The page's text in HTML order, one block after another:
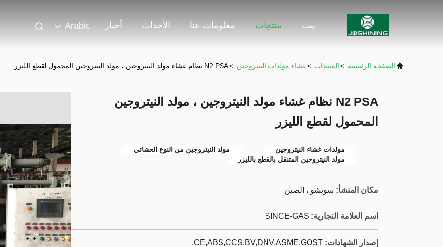
بيت منتجات معلومات عنا الأحداث أخبار Arabic
الصفحة الرئيسية >المنتجات >غشاء مولدات النيتروجين >N2 PSA نظام غشاء مولد النيتروجين ، مولد النيتروجين المحمول لقطع الليزر
N2 PSA نظام غشاء مولد النيتروجين ، مولد النيتروجين
المحمول لقطع الليزر
مولدات غشاء النيتروجين
مولد النيتروجين من النوع الغشائي
مولد النيتروجين المتنقل بالقطع بالليزر
مكان المنشأ: سوتشو ، الصين
اسم العلامة التجارية: SINCE-GAS
إصدار الشهادات: CE,ABS,CCS,BV,DNV,ASME,GOST,